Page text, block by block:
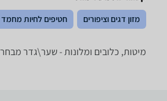
מזון דגים וציפורים חטיפים לחיות מחמד
מיטות, כלובים ומלונות - ‏שער\גדר